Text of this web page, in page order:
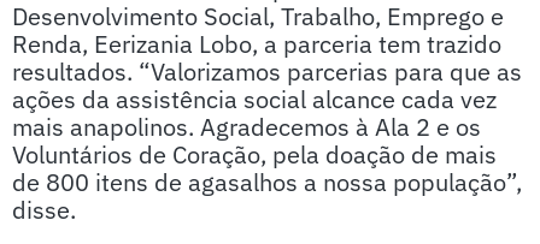
Desenvolvimento Social, Trabalho, Emprego e
Renda, Eerizania Lobo, a parceria tem trazido
resultados. “Valorizamos parcerias para que as
ações da assistência social alcance cada vez
mais anapolinos. Agradecemos à Ala 2 e os
Voluntários de Coração, pela doação de mais
de 800 itens de agasalhos a nossa população”,
disse.